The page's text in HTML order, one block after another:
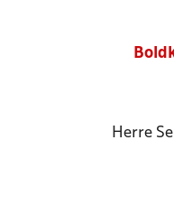
Herre